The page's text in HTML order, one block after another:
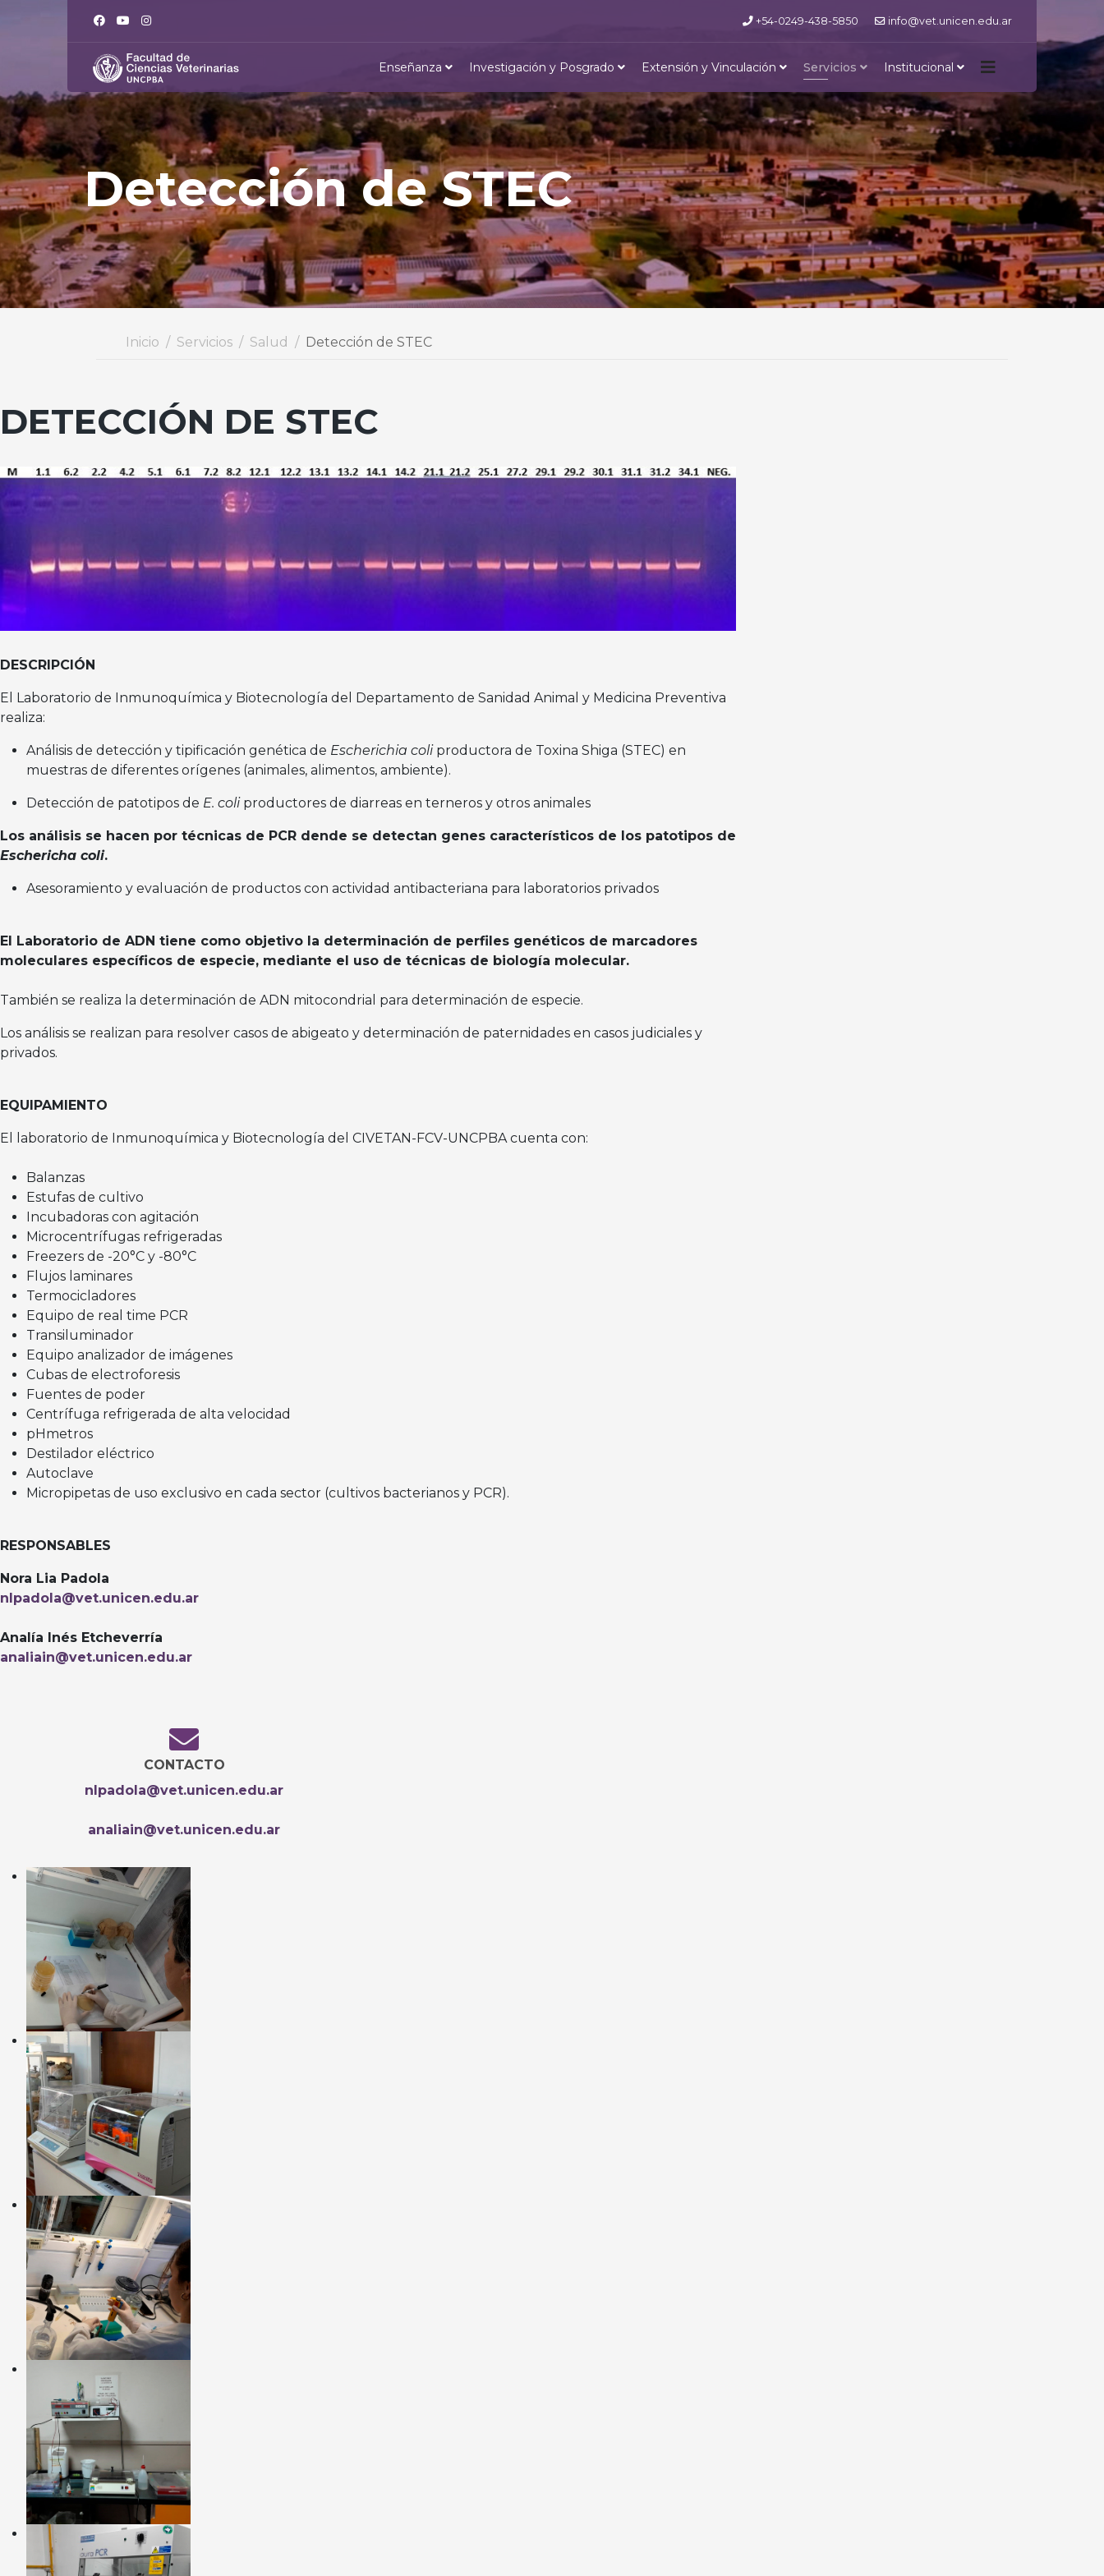
+54-0249-438-5850 info@vet.unicen.edu.ar
Enseñanza Investigación y Posgrado Extensión y Vinculación Servicios Institucional
Detección de STEC
Inicio Servicios Salud Detección de STEC
DETECCIÓN DE STEC
DESCRIPCIÓN
El Laboratorio de Inmunoquímica y Biotecnología del Departamento de Sanidad Animal y Medicina Preventiva
realiza:
Análisis de detección y tipificación genética de Escherichia coliproductora de Toxina Shiga (STEC) en
muestras de diferentes orígenes (animales, alimentos, ambiente).
Detección de patotipos de E. coli productores de diarreas en terneros y otros animales
Los análisis se hacen por técnicas de PCR dende se detectan genes característicos de los patotipos de
Eschericha coli.
Asesoramiento y evaluación de productos con actividad antibacteriana para laboratorios privados
El Laboratorio de ADN tiene como objetivo la determinación de perfiles genéticos de marcadores
moleculares específicos de especie, mediante el uso de técnicas de biología molecular.
También se realiza la determinación de ADN mitocondrial para determinación de especie.
Los análisis se realizan para resolver casos de abigeato y determinación de paternidades en casos judiciales y
privados.
EQUIPAMIENTO
El laboratorio de Inmunoquímica y Biotecnología del CIVETAN-FCV-UNCPBA cuenta con:
Balanzas
Estufas de cultivo
Incubadoras con agitación
Microcentrífugas refrigeradas
Freezers de -20°C y -80°C
Flujos laminares
Termocicladores
Equipo de real time PCR
Transiluminador
Equipo analizador de imágenes
Cubas de electroforesis
Fuentes de poder
Centrífuga refrigerada de alta velocidad
pHmetros
Destilador eléctrico
Autoclave
Micropipetas de uso exclusivo en cada sector (cultivos bacterianos y PCR).
RESPONSABLES
Nora Lia Padola
nlpadola@vet.unicen.edu.ar
Analía Inés Etcheverría
analiain@vet.unicen.edu.ar
CONTACTO
nlpadola@vet.unicen.edu.ar
analiain@vet.unicen.edu.ar